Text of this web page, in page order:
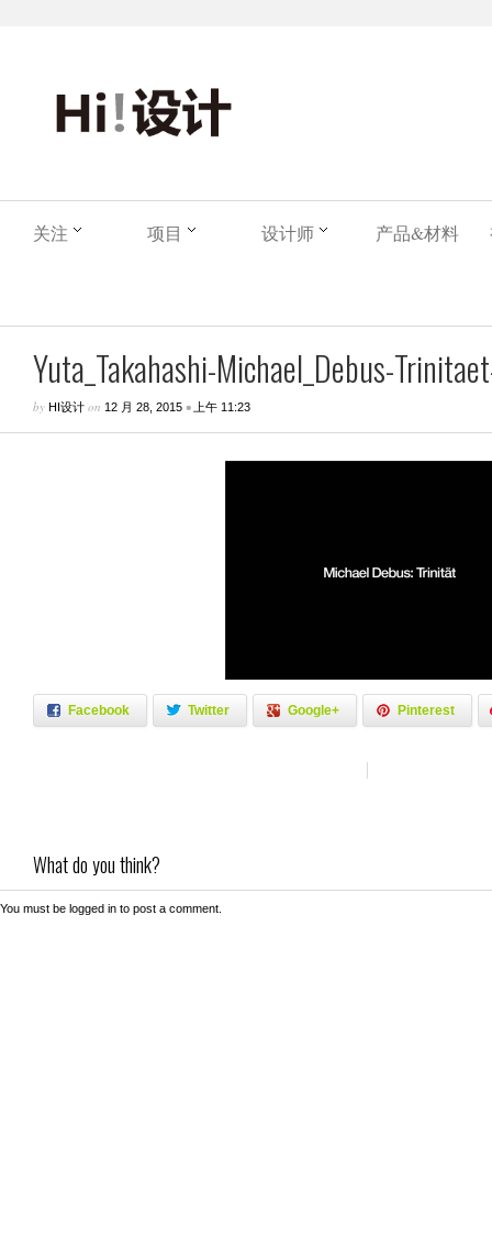
关注 项目 设计师 产品&材料
Yuta_Takahashi-Michael_Debus-
by HI设计 on 12 月 28, 2015 • 上午 11:23
Facebook Twitter Google+ Pinterest
What do you think?
You must be logged in to post a comment.